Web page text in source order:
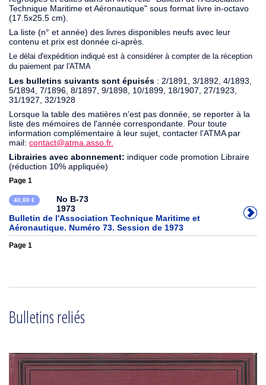
Technique Maritime et Aéronautique" sous format livre in-octavo
(17.5x25.5 cm).
La liste (n° et année) des livres disponibles neufs avec leur
contenu et prix est donnée ci-après.
Le délai d'expédition indiqué est à considérer à compter de la réception
du paiement par l'ATMA
Les bulletins suivants sont épuisés : 2/1891, 3/1892, 4/1893,
5/1894, 7/1896, 8/1897, 9/1898, 10/1899, 18/1907, 27/1923,
31/1927, 32/1928
Lorsque la table des matières n'est pas donnée, se reporter à la
liste des mémoires de l'année correspondante. Pour toute
information complémentaire à leur sujet, contacter l'ATMA par
mail: contact@atma.asso.fr.
Librairies avec abonnement: indiquer code promotion Libraire
(réduction 10% appliquée)
Page 1
40,00 €
No B-73
1973
Bulletin de l'Association Technique Maritime et
Aéronautique. Numéro 73. Session de 1973
Page 1
Bulletins reliés